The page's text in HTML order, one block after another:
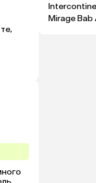
Mirage Bab